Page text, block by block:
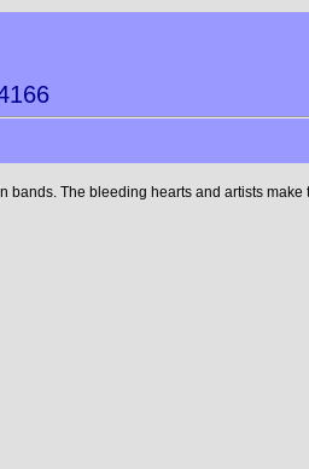
bands. The bleeding hearts and artists make